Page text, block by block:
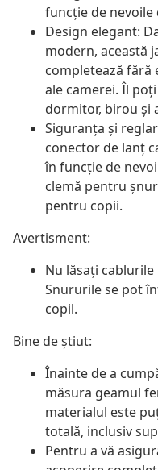
funcție de nevoile
Design elegant:
modern, această
completează
ale camerei. Îl
dormitor, birou și
Siguranța și
conector de lanț
în funcție de
clemă pentru
pentru copii.
Avertisment:
Nu lăsați
Snururile se pot
copil.
Bine de știut:
Înainte de a
măsura geamul
materialul este
totală, inclusiv
Pentru a vă